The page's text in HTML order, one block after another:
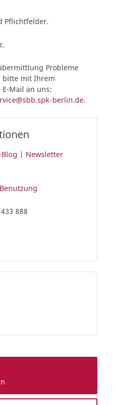
Pflichtfelder.
.
Probleme
bitte mit Ihrem
Mail an uns:
berlin.de.
Blog | Newsletter
888